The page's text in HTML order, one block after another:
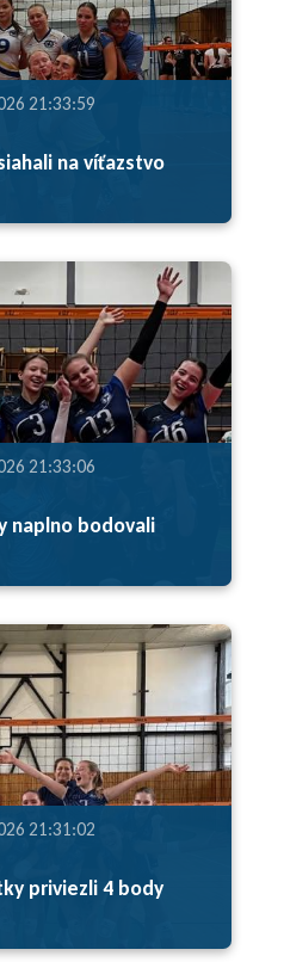
21:33:59
na víťazstvo
21:33:06
naplno bodovali
21:31:02
priviezli 4 body